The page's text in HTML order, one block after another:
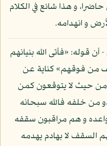
و هذا شائع في الكلام
و انهدامه.
قوله: «فأتى الله بنيانهم
من فوقهم» كناية عن
حيث لا يتوقعون كمن
من خلفه فالله سبحانه
و هم مراقبون سقفه
السقف لا بهادم يهدمه